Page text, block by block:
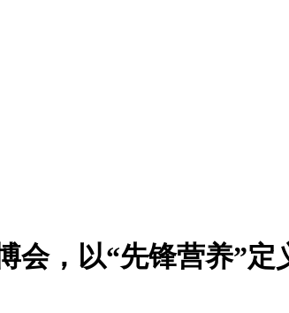
会，以“先锋营养”